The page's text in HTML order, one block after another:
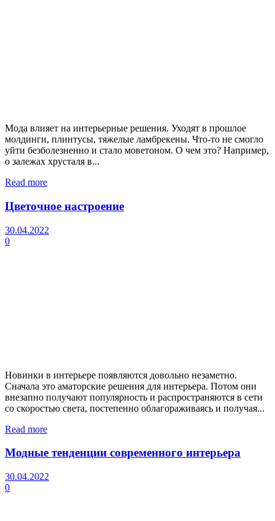
Мода влияет на интерьерные решения. Уходят в прошлое
молдинги, плинтусы, тяжелые ламбрекены. Что-то не смогло
уйти безболезненно и стало моветоном. О чем это? Например,
о залежах хрусталя в...
Read more
Цветочное настроение
30.04.2022
0
Новинки в интерьере появляются довольно незаметно.
Сначала это аматорские решения для интерьера. Потом они
внезапно получают популярность и распространяются в сети
со скоростью света, постепенно облагораживаясь и получая...
Read more
Модные тенденции современного интерьера
30.04.2022
0